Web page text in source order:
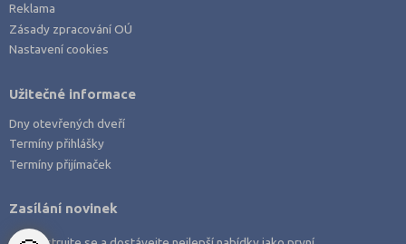
Reklama
Zásady zpracování OÚ
Nastavení cookies
Užitečné informace
Dny otevřených dveří
Termíny přihlášky
Termíny přijímaček
Zasílání novinek